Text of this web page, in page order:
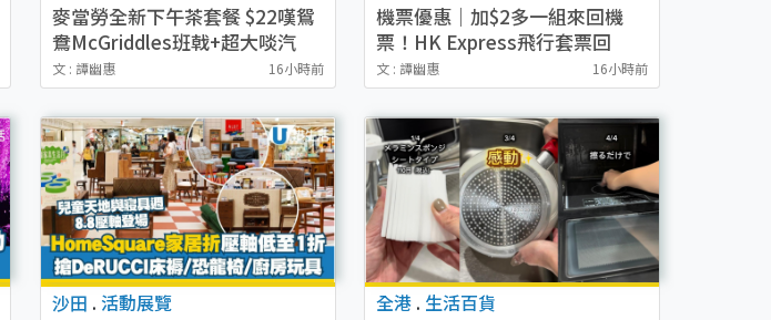
麥當勞全新下午茶套餐 $22嘆鴛
鴦McGriddles班戟+超大啖汽
水！意式飽/鬆餅/蛋糕限時減$5
文 : 譚幽惠 16小時前
機票優惠｜加$2多一組來回機
票！HK Express飛行套票回
歸！$450起飛三次 日韓台泰中
任選航點！
文 : 譚幽惠 16小時前
沙田 . 活動展覽 全港 . 生活百貨